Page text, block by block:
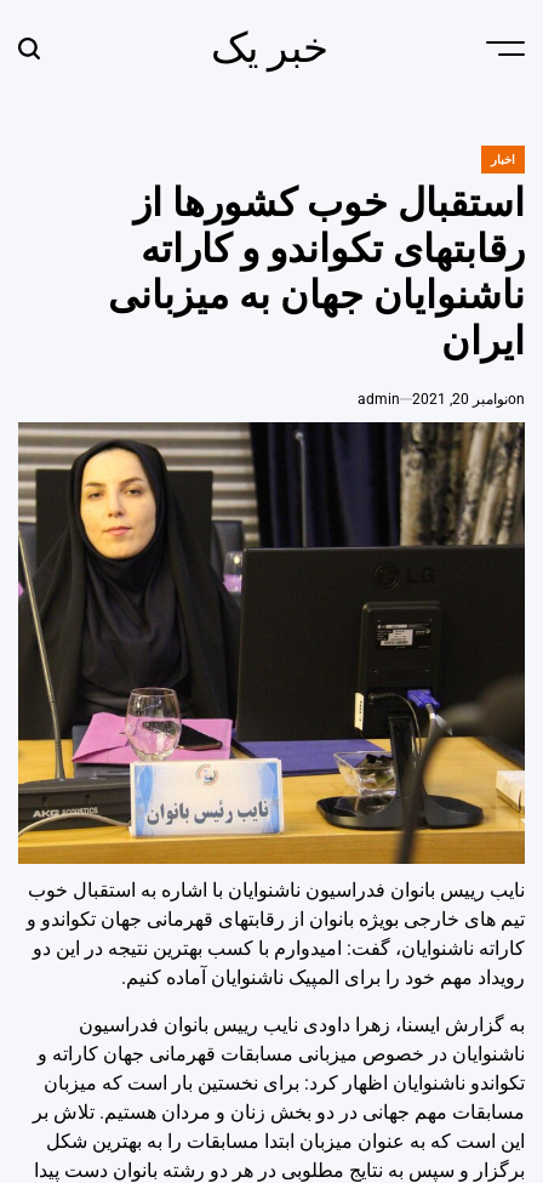
Menu خبر یک
POSTED
IN
اخبار
استقبال خوب کشورها از
رقابتهای تکواندو و کاراته
ناشنوایان جهان به میزبانی
ایران
onنوامبر 20, 2021 admin
نایب رییس بانوان فدراسیون ناشنوایان با اشاره به استقبال خوب
تیم های خارجی بویژه بانوان از رقابتهای قهرمانی جهان تکواندو و
کاراته ناشنوایان، گفت: امیدوارم با کسب بهترین نتیجه در این دو
رویداد مهم خود را برای المپیک ناشنوایان آماده کنیم.
به گزارش ایسنا، زهرا داودی نایب رییس بانوان فدراسیون
ناشنوایان در خصوص میزبانی مسابقات قهرمانی جهان کاراته و
تکواندو ناشنوایان اظهار کرد: برای نخستین بار است که میزبان
مسابقات مهم جهانی در دو بخش زنان و مردان هستیم. تلاش بر
این است که به عنوان میزبان ابتدا مسابقات را به بهترین شکل
برگزار و سپس به نتایج مطلوبی در هر دو رشته بانوان دست پیدا